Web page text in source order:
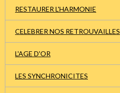
RESTAURER L'HARMONIE
CELEBRER NOS RETROUVAILLES
L'AGE D'OR
LES SYNCHRONICITES